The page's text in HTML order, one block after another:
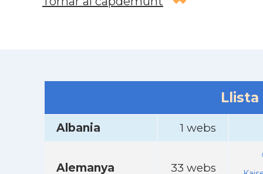
Albania 1 webs
Alemanya 33 webs